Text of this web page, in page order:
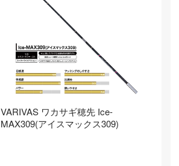
VARIVAS ワカサギ穂先 Ice-
MAX309(アイスマックス309)